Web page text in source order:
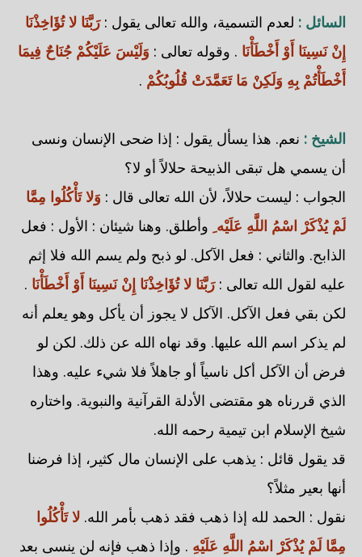
السائل : لعدم التسمية، والله تعالى يقول :رَبَّنَا لا تُؤَاخِذْنَا
إِنْ نَسِينَا أَوْ أَخْطَأْنَا . وقوله تعالى : وَلَيْسَ عَلَيْكُمْ جُنَاحٌ فِيمَا
أَخْطَأْتُمْ بِهِ وَلَكِنْ مَا تَعَمَّدَتْ قُلُوبُكُمْ .
الشيخ : نعم. هذا يسأل يقول : إذا ضحى الإنسان ونسى
أن يسمي هل تبقى الذبيحة حلالاً أو لا؟
الجواب : ليست حلالاً، لأن الله تعالى قال : وَلا تَأْكُلُوا مِمَّا
لَمْ يُذْكَرْ اسْمُ اللَّهِ عَلَيْه ِ وأطلق. وهنا شيئان : الأول : فعل
الذابح. والثاني : فعل الآكل. لو ذبح ولم يسم الله فلا إثم
عليه لقول الله تعالى :رَبَّنَا لا تُؤَاخِذْنَا إِنْ نَسِينَا أَوْ أَخْطَأْنَا .
لكن بقي فعل الآكل. الآكل لا يجوز أن يأكل وهو يعلم أنه
لم يذكر اسم الله عليها. وقد نهاه الله عن ذلك. لكن لو
فرض أن الآكل أكل ناسياً أو جاهلاً فلا شيء عليه. وهذا
الذي قررناه هو مقتضى الأدلة القرآنية والنبوية. واختاره
شيخ الإسلام ابن تيمية رحمه الله.
قد يقول قائل : يذهب على الإنسان مال كثير، إذا فرضنا
أنها بعير مثلاً؟
نقول : الحمد لله إذا ذهب فقد ذهب بأمر الله. لا تَأْكُلُوا
مِمَّا لَمْ يُذْكَرْ اسْمُ اللَّهِ عَلَيْهِ . وإذا ذهب فإنه لن ينسى بعد